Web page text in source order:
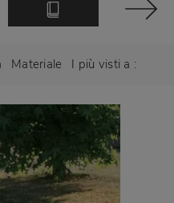
Materiale I più visti a :